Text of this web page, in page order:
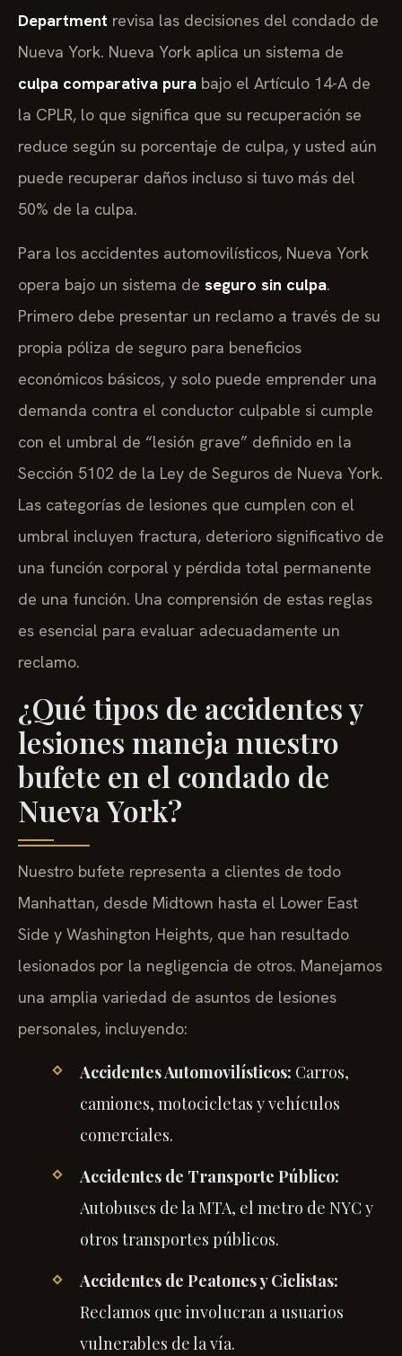
Department revisa las decisiones del condado de
Nueva York. Nueva York aplica un sistema de
culpa comparativa pura bajo el Artículo 14-A de
la CPLR, lo que significa que su recuperación se
reduce según su porcentaje de culpa, y usted aún
puede recuperar daños incluso si tuvo más del
50% de la culpa.
Para los accidentes automovilísticos, Nueva York
opera bajo un sistema de seguro sin culpa.
Primero debe presentar un reclamo a través de su
propia póliza de seguro para beneficios
económicos básicos, y solo puede emprender una
demanda contra el conductor culpable si cumple
con el umbral de “lesión grave” definido en la
Sección 5102 de la Ley de Seguros de Nueva York.
Las categorías de lesiones que cumplen con el
umbral incluyen fractura, deterioro significativo de
una función corporal y pérdida total permanente
de una función. Una comprensión de estas reglas
es esencial para evaluar adecuadamente un
reclamo.
¿Qué tipos de accidentes y
lesiones maneja nuestro
bufete en el condado de
Nueva York?
Nuestro bufete representa a clientes de todo
Manhattan, desde Midtown hasta el Lower East
Side y Washington Heights, que han resultado
lesionados por la negligencia de otros. Manejamos
una amplia variedad de asuntos de lesiones
personales, incluyendo:
Accidentes Automovilísticos: Carros,
camiones, motocicletas y vehículos
comerciales.
Accidentes de Transporte Público:
Autobuses de la MTA, el metro de NYC y
otros transportes públicos.
Accidentes de Peatones y Ciclistas:
Reclamos que involucran a usuarios
vulnerables de la vía.